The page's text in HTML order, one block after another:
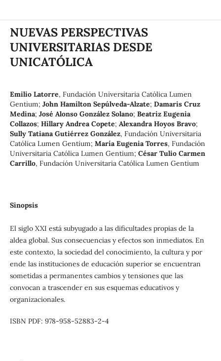
NUEVAS PERSPECTIVAS
UNIVERSITARIAS DESDE
UNICATÓLICA
Emilio Latorre, Fundación Universitaria Católica Lumen
Gentium; John Hamilton Sepúlveda-Alzate; Damaris Cruz
Medina; José Alonso González Solano; Beatriz Eugenia
Collazos; Hillary Andrea Copete; Alexandra Hoyos Bravo;
Sully Tatiana Gutiérrez González, Fundación Universitaria
Católica Lumen Gentium; María Eugenia Torres, Fundación
Universitaria Católica Lumen Gentium; César Tulio Carmen
Carrillo, Fundación Universitaria Católica Lumen Gentium
Sinopsis
El siglo XXI está subyugado a las dificultades propias de la
aldea global. Sus consecuencias y efectos son inmediatos. En
este contexto, la sociedad del conocimiento, la cultura y por
ende las instituciones de educación superior se encuentran
sometidas a permanentes cambios y tensiones que las
convocan a trascender en sus esquemas educativos y
organizacionales.
ISBN PDF: 978-958-52883-2-4